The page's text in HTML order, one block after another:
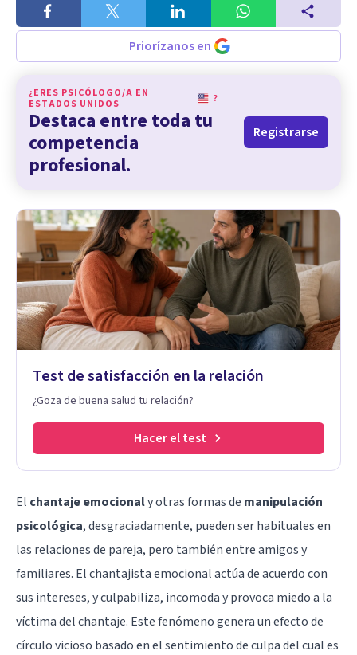
Priorízanos en
¿ERES PSICÓLOGO/A EN
ESTADOS UNIDOS
?
Destaca entre toda tu
competencia
profesional.
Registrarse
Test de satisfacción en la relación
¿Goza de buena salud tu relación?
Hacer el test
El chantaje emocionaly otras formas de manipulación
psicológica, desgraciadamente, pueden ser habituales en
las relaciones de pareja, pero también entre amigos y
familiares. El chantajista emocional actúa de acuerdo con
sus intereses, y culpabiliza, incomoda y provoca miedo a la
víctima del chantaje. Este fenómeno genera un efecto de
círculo vicioso basado en el sentimiento de culpa del cual es